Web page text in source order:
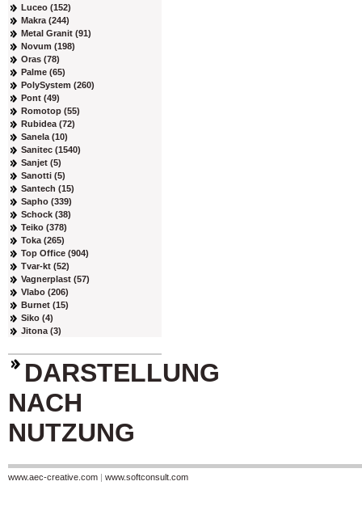
Luceo (152)
Makra (244)
Metal Granit (91)
Novum (198)
Oras (78)
Palme (65)
PolySystem (260)
Pont (49)
Romotop (55)
Rubidea (72)
Sanela (10)
Sanitec (1540)
Sanjet (5)
Sanotti (5)
Santech (15)
Sapho (339)
Schock (38)
Teiko (378)
Toka (265)
Top Office (904)
Tvar-kt (52)
Vagnerplast (57)
Vlabo (206)
Burnet (15)
Siko (4)
Jitona (3)
DARSTELLUNG
NACH
NUTZUNG
www.aec-creative.com | www.softconsult.com